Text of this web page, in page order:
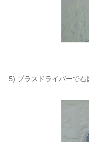
5) プラスドライバーで右